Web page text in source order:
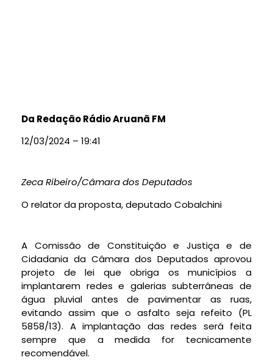
Da Redação Rádio Aruanã FM
12/03/2024 – 19:41
Zeca Ribeiro/Câmara dos Deputados
O relator da proposta, deputado Cobalchini
A Comissão de Constituição e Justiça e de
Cidadania da Câmara dos Deputados aprovou
projeto de lei que obriga os municípios a
implantarem redes e galerias subterrâneas de
água pluvial antes de pavimentar as ruas,
evitando assim que o asfalto seja refeito (PL
5858/13). A implantação das redes será feita
sempre que a medida for tecnicamente
recomendável.